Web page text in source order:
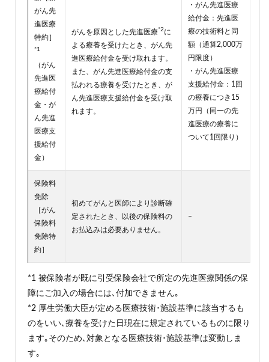
がん先
進医療
特約］
*1
（がん
先進医
療給付
金・が
ん先進
医療支
援給付
金）
がんを原因とした先進医療*2 に
よる療養を受けたとき、がん先
進医療給付金を受け取れます。
また、がん先進医療給付金の支
払われる療養を受けたとき、が
ん先進医療支援給付金を受け取
れます。
・がん先進医療
給付金：先進医
療の技術料と同
額（通算2,000万
円限度）
・がん先進医療
支援給付金：1回
の療養につき15
万円（同一の先
進医療の療養に
ついて1回限り）
保険料
免除
［がん
保険料
免除特
約］
初めてがんと医師により診断確
定されたとき、以後の保険料の
お払込みは必要ありません。
–
*1 被保険者が既に引受保険会社で所定の先進医療関係の保
障にご加入の場合には､付加できません｡
*2 厚生労働大臣が定める医療技術･施設基準に該当するも
のをいい､療養を受けた日現在に規定されているものに限り
ます｡そのため､対象となる医療技術･施設基準は変動しま
す｡